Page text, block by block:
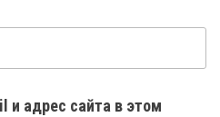
и адрес сайта в этом